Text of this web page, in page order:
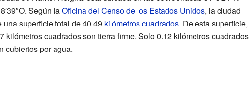
. Según laOficina del Censo de los Estados Unidos, la ciudad
una superficie total de 40.49 kilómetros cuadrados. De esta superficie,
kilómetros cuadrados son tierra firme. Solo 0.12 kilómetros cuadrados
cubiertos por agua.